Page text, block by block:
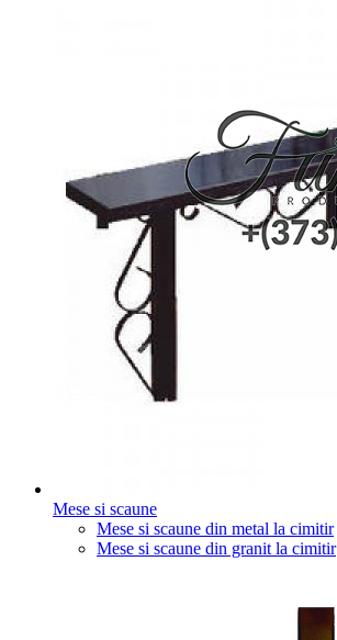
Mese si scaune
Mese si scaune din metal la cimitir
Mese si scaune din granit la cimitir